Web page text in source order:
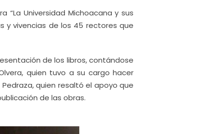
“La Universidad Michoacana y sus
y vivencias de los 45 rectores que
de los libros, contándose
quien tuvo a su cargo hacer
quien resaltó el apoyo que
de las obras.